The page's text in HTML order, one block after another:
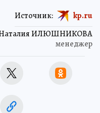
ИЛЮШНИКОВА
менеджер
Источник: kp.ru